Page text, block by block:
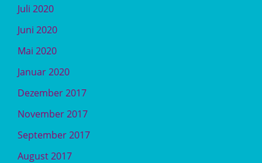
Juli 2020
Juni 2020
Mai 2020
Januar 2020
Dezember 2017
November 2017
September 2017
August 2017